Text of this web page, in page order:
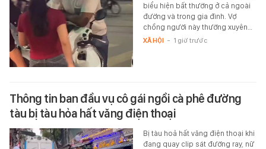
biểu hiện bất thường ở cả ngoài
đường và trong gia đình. Vợ
chồng người này thường xuyên…
XÃ HỘI - 1 giờ trước
Thông tin ban đầu vụ cô gái ngồi cà phê đường
tàu bị tàu hỏa hất văng điện thoại
Bị tàu hoả hất văng điện thoại khi
đang quay clip sát đường ray, nữ